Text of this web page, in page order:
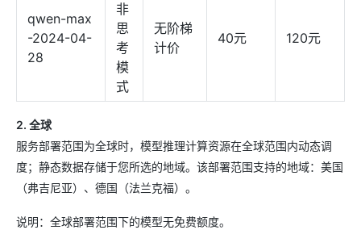
qwen-max
-2024-04-
28
非
思
考
模
式
无阶梯
计价
40元 120元
2. 全球
服务部署范围为全球时，模型推理计算资源在全球范围内动态调
度；静态数据存储于您所选的地域。该部署范围支持的地域：美国
（弗吉尼亚）、德国（法兰克福）。
说明：全球部署范围下的模型无免费额度。